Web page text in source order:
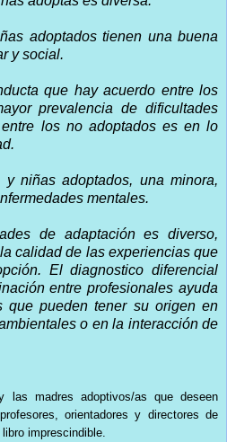
adoptados tienen una buena
y social.
que hay acuerdo entre los
prevalencia de dificultades
los no adoptados es en lo
niñas adoptados, una minora,
mentales.
de adaptación es diverso,
calidad de las experiencias que
El diagnostico diferencial
entre profesionales ayuda
que pueden tener su origen en
o en la interacción de
las madres adoptivos/as que deseen
orientadores y directores de
imprescindible.